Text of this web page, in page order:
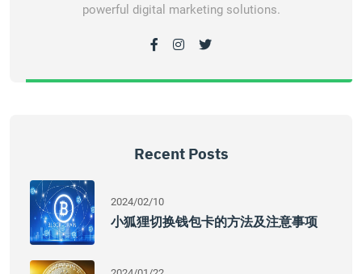
powerful digital marketing solutions.
Recent Posts
2024/02/10
小狐狸切换钱包卡的方法及注意事项